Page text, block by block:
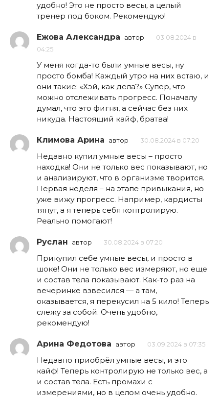
удобно! Это не просто весы, а целый
тренер под боком. Рекомендую!
Ежова Александра автор
03.08.2024 в
04:25
У меня когда-то были умные весы, ну
просто бомба! Каждый утро на них встаю, и
они такие: «Хэй, как дела?» Супер, что
можно отслеживать прогресс. Поначалу
думал, что это фигня, а сейчас без них
никуда. Настоящий кайф, братва!
Климова Арина автор 30.08.2024 в 07:20
Недавно купил умные весы – просто
находка! Они не только вес показывают, но
и анализируют, что в организме творится.
Первая неделя – на этапе привыкания, но
уже вижу прогресс. Например, кардисты
тянут, а я теперь себя контролирую.
Реально помогают!
Руслан автор 30.08.2024 в 07:20
Прикупил себе умные весы, и просто в
шоке! Они не только вес измеряют, но еще
и состав тела показывают. Как-то раз на
вечеринке взвесился — а там,
оказывается, я перекусил на 5 кило! Теперь
слежу за собой. Очень удобно,
рекомендую!
Арина Федотова автор 03.09.2024 в 07:35
Недавно приобрёл умные весы, и это
кайф! Теперь контролирую не только вес, а
и состав тела. Есть промахи с
измерениями, но в целом очень удобно.